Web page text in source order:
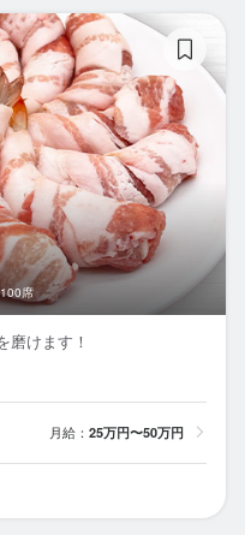
100席
けます！
月給： 25万円〜50万円